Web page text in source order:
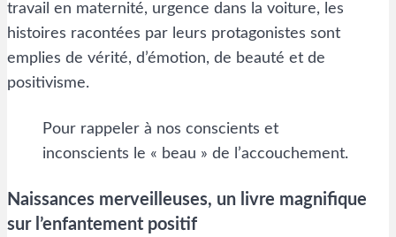
travail en maternité, urgence dans la voiture, les
histoires racontées par leurs protagonistes sont
emplies de vérité, d’émotion, de beauté et de
positivisme.
Pour rappeler à nos conscients et
inconscients le « beau » de l’accouchement.
Naissances merveilleuses, un livre magnifique
sur l’enfantement positif